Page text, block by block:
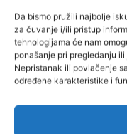
Da bismo pružili najbolje
za čuvanje i/ili pristup
tehnologijama će nam
ponašanje pri pregledanju
Nepristanak ili povlačenje
određene karakteristike i